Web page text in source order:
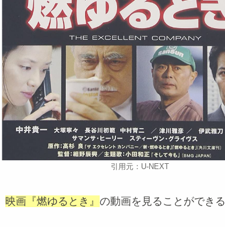
引用元：U-NEXT
映画『燃ゆるとき』 の動画を見ることができる